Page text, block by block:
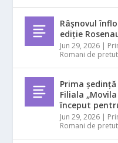
Râșnovul
ediție
Jun 29, 2026
Romani de
Prima
Filiala
început
Jun 29, 2026
Romani de